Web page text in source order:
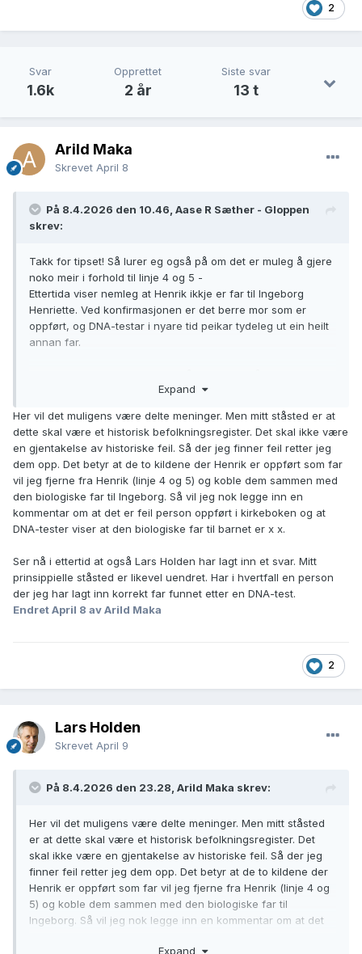
2
Svar
1.6k
Opprettet
2 år
Siste svar
13 t
Arild Maka
Skrevet April 8
På 8.4.2026 den 10.46, Aase R Sæther - Gloppen
skrev:
Takk for tipset! Så lurer eg også på om det er muleg å gjere
noko meir i forhold til linje 4 og 5 -
Ettertida viser nemleg at Henrik ikkje er far til Ingeborg
Henriette. Ved konfirmasjonen er det berre mor som er
oppført, og DNA-testar i nyare tid peikar tydeleg ut ein heilt
annan far.
merknadsfeltet - eller skal ein la ballen ligge?
Expand
Her vil det muligens være delte meninger. Men mitt ståsted er at
dette skal være et historisk befolkningsregister. Det skal ikke være
en gjentakelse av historiske feil. Så der jeg finner feil retter jeg
dem opp. Det betyr at de to kildene der Henrik er oppført som far
vil jeg fjerne fra Henrik (linje 4 og 5) og koble dem sammen med
den biologiske far til Ingeborg. Så vil jeg nok legge inn en
kommentar om at det er feil person oppført i kirkeboken og at
DNA-tester viser at den biologiske far til barnet er x x.
Ser nå i ettertid at også Lars Holden har lagt inn et svar. Mitt
prinsippielle ståsted er likevel uendret. Har i hvertfall en person
der jeg har lagt inn korrekt far funnet etter en DNA-test.
EndretApril 8 av Arild Maka
2
Lars Holden
Skrevet April 9
På 8.4.2026 den 23.28, Arild Maka skrev:
Her vil det muligens være delte meninger. Men mitt ståsted
er at dette skal være et historisk befolkningsregister. Det
skal ikke være en gjentakelse av historiske feil. Så der jeg
finner feil retter jeg dem opp. Det betyr at de to kildene der
Henrik er oppført som far vil jeg fjerne fra Henrik (linje 4 og
5) og koble dem sammen med den biologiske far til
Ingeborg. Så vil jeg nok legge inn en kommentar om at det
Expand